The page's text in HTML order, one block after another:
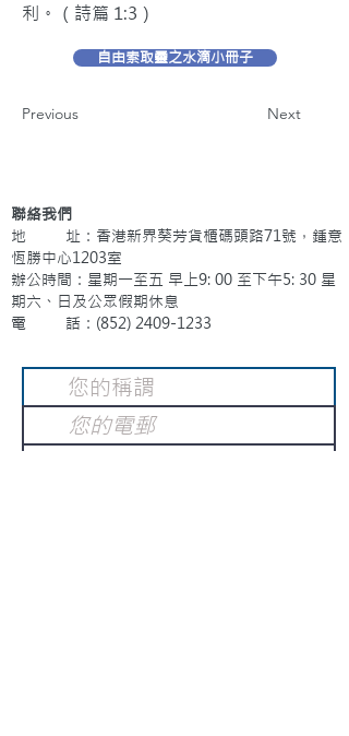
利。（詩篇 1:3）
自由索取靈之水滴小冊子
Previous Next
聯絡我們
地 址：香港新界葵芳貨櫃碼頭路71號，鍾意
恆勝中心1203室
辦公時間：星期一至五 早上9: 00 至下午5: 30 星
期六、日及公眾假期休息
電 話：(852) 2409-1233